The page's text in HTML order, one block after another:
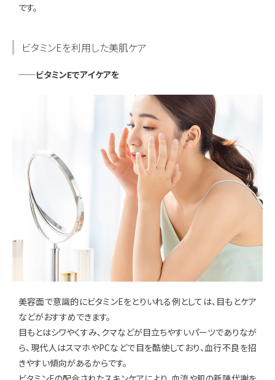
です。
ビタミンEを利用した美肌ケア
──ビタミンEでアイケアを
美容面で意識的にビタミンEをとりいれる例としては、目もとケア
などがおすすめできます。
目もとはシワやくすみ、クマなどが目立ちやすいパーツでありなが
ら、現代人はスマホやPCなどで目を酷使しており、血行不良を招
きやすい傾向があるからです。